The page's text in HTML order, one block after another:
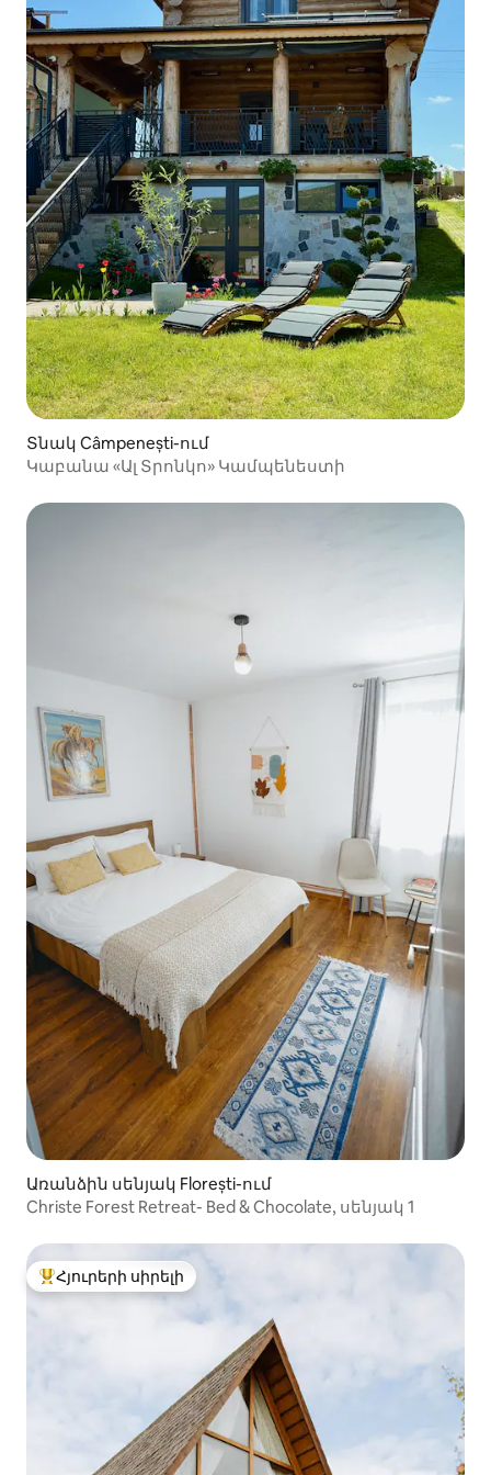
Տնակ Câmpenești-ում
Կաբանա «Ալ Տրոնկո» Կամպենեստի
Առանձին սենյակ Florești-ում
Christe Forest Retreat- Bed & Chocolate, սենյակ 1
Հյուրերի սիրելի լավագույն տները
Հյուրերի սիրելի